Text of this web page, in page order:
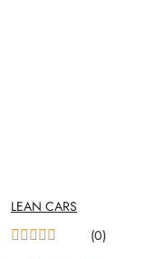
NAZWA
PRODUCENTA:
LEAN CARS
(0)